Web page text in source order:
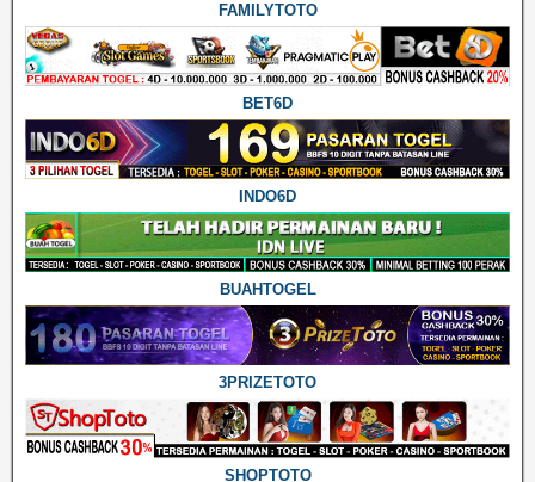
FAMILYTOTO
BET6D
INDO6D
BUAHTOGEL
3PRIZETOTO
SHOPTOTO